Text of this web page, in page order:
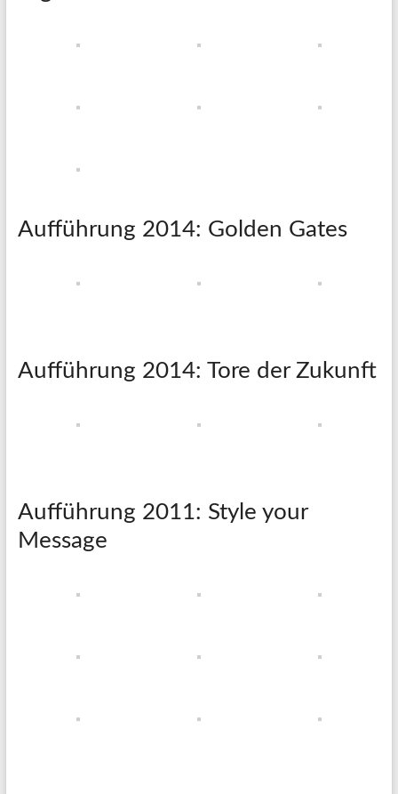
Aufführung 2014: Golden Gates
Aufführung 2014: Tore der Zukunft
Aufführung 2011: Style your
Message